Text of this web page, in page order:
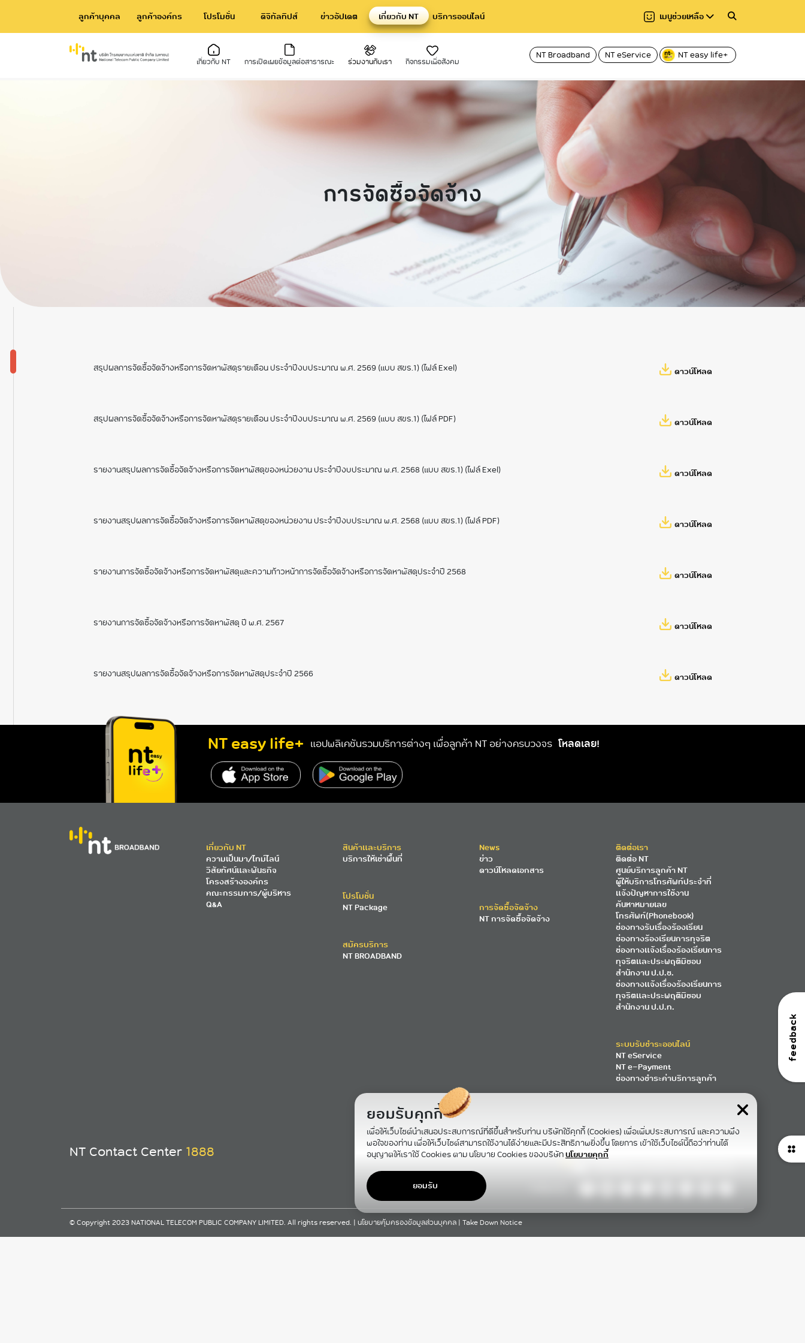
ลูกค้าบุคคล ลูกค้าองค์กร โปรโมชั่น ดิจิทัลทิปส์ ข่าวอัปเดต เกี่ยวกับ NT บริการออนไลน์ เมนูช่วยเหลือ
เกี่ยวกับ NT การเปิดเผยข้อมูลต่อสาธารณะ ร่วมงานกับเรา กิจกรรมเพื่อสังคม
NT Broadband NT eService NT easy life+
บริหารสูงสุด
ข้อมูลโครงการลงทุนที่สำคัญ
ผลการดำเนินงานทั้งการเงินและไม่ใช่การเงิน
รายงานประจําปี
ภารกิจสำคัญ ปี 2567
ภารกิจสำคัญ ปี 2568
การกำกับดูแลที่ดีและการพัฒนาความ
นโยบายต่อต้านทุจริตและคอร์รัปชัน (CAC)
กฎบัตรคณะกรรมการชุดย่อย
นโยบายการกำกับดูแลที่ดี
แผนงานและผลการดำเนินงาน
การบริหารความต่อเนื่องทางธุรกิจของ
บมจ.โทรคมนาคมแห่งชาติ
มาตรฐานการให้บริการ
การจัดการเรื่องร้องเรียน
สถิติการแก้ไขเรื่องร้องเรียน
กฎบัตรและมาตรฐานด้านบริการ (Customer
Service Charter and Service
Standard)ของ บริษัทฯ
แผนการดำเนินงานและงบประมาณ
แผนยุทธศาสตร์หรือแผนพัฒนาหน่วยงาน
แผนและความก้าวหน้าในการดำเนินงานและ
การใช้งบประมาณ ประจำปี
รายงานผลการดำเนินงานประจำปี
การปฏิบัติงาน
คู่มือหรือแนวทางการปฏิบัติงานของเจ้าหน้าที่
ระบบงานสารบัญอิเล็กทรอนิกส์ (NT e-
Document)
คู่มือหรือแนวทาง
ผู้รับบริการและผู้ม
ข้อมูลสถิติการให้บ
E–Service
คณะกรรมการ csr
การจัดซื้อจัดจ้าง
สรุปผลการจัดซื้อจัดจ้างหรือการจัดหาพัสดุรายเดือน ประจำปีงบประมาณ พ.ศ. 2569 (แบบ สขร.1) (ไฟล์ Exel) ดาวน์โหลด
สรุปผลการจัดซื้อจัดจ้างหรือการจัดหาพัสดุรายเดือน ประจำปีงบประมาณ พ.ศ. 2569 (แบบ สขร.1) (ไฟล์ PDF) ดาวน์โหลด
รายงานสรุปผลการจัดซื้อจัดจ้างหรือการจัดหาพัสดุของหน่วยงาน ประจำปีงบประมาณ พ.ศ. 2568 (แบบ สขร.1) (ไฟล์ Exel) ดาวน์โหลด
รายงานสรุปผลการจัดซื้อจัดจ้างหรือการจัดหาพัสดุของหน่วยงาน ประจำปีงบประมาณ พ.ศ. 2568 (แบบ สขร.1) (ไฟล์ PDF) ดาวน์โหลด
รายงานการจัดซื้อจัดจ้างหรือการจัดหาพัสดุและความก้าวหน้าการจัดซื้อจัดจ้างหรือการจัดหาพัสดุประจำปี 2568 ดาวน์โหลด
รายงานการจัดซื้อจัดจ้างหรือการจัดหาพัสดุ ปี พ.ศ. 2567 ดาวน์โหลด
รายงานสรุปผลการจัดซื้อจัดจ้างหรือการจัดหาพัสดุประจำปี 2566 ดาวน์โหลด
feedback
ยอมรับคุกกี้
เพื่อให้เว็บไซต์นำเสนอประสบการณ์ที่ดีขึ้นสำหรับท่าน บริษัทใช้คุกกี้ (Cookies) เพื่อเพิ่มประสบการณ์ และความพึง
พอใจของท่าน เพื่อให้เว็บไซต์สามารถใช้งานได้ง่ายและมีประสิทธิภาพยิ่งขึ้น โดยการ เข้าใช้เว็บไซต์นี้ถือว่าท่านได้
อนุญาตให้เราใช้ Cookies ตาม นโยบาย Cookies ของบริษัทนโยบายคุกกี้
ยอมรับ
NT easy life+ แอปพลิเคชันรวมบริการต่างๆ เพื่อลูกค้า NT อย่างครบวงจร โหลดเลย!
เกี่ยวกับ NT
ความเป็นมา/ไทม์ไลน์
วิสัยทัศน์และพันธกิจ
โครงสร้างองค์กร
คณะกรรมการ/ผู้บริหาร
Q&A
สินค้าและบริการ
บริการให้เช่าพื้นที่
โปรโมชั่น
NT Package
สมัครบริการ
NT BROADBAND
News
ข่าว
ดาวน์โหลดเอกสาร
การจัดซื้อจัดจ้าง
NT การจัดซื้อจัดจ้าง
ติดต่อเรา
ติดต่อ NT
ศูนย์บริการลูกค้า NT
ผู้ให้บริการโทรศัพท์ประจำที่
แจ้งปัญหาการใช้งาน
ค้นหาหมายเลข
โทรศัพท์(Phonebook)
ช่องทางรับเรื่องร้องเรียน
ช่องทางร้องเรียนการทุจริต
ช่องทางแจ้งเรื่องร้องเรียนการ
ทุจริตและประพฤติมิชอบ
สำนักงาน ป.ป.ช.
ช่องทางแจ้งเรื่องร้องเรียนการ
ทุจริตและประพฤติมิชอบ
สำนักงาน ป.ป.ท.
ระบบรับชำระออนไลน์
NT eService
NT e-Payment
ช่องทางชำระค่าบริการลูกค้า
NT Contact Center 1888
© Copyright 2023 NATIONAL TELECOM PUBLIC COMPANY LIMITED. All rights reserved. | นโยบายคุ้มครองข้อมูลส่วนบุคคล | Take Down Notice